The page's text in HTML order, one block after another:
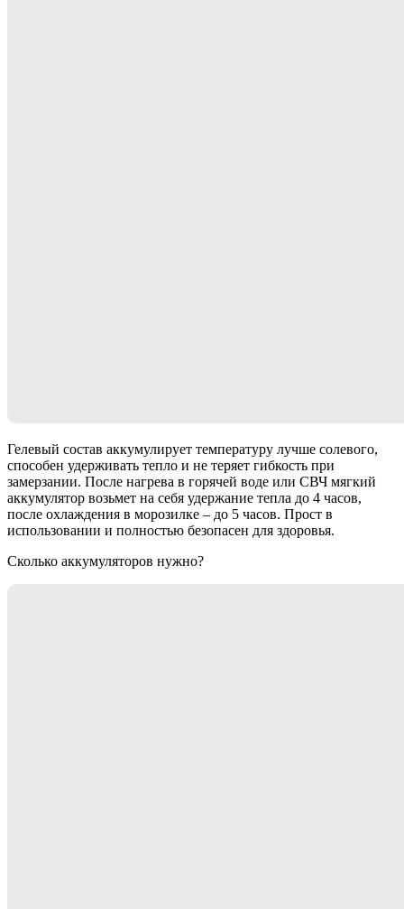
Гелевый состав аккумулирует температуру лучше солевого,
способен удерживать тепло и не теряет гибкость при
замерзании. После нагрева в горячей воде или СВЧ мягкий
аккумулятор возьмет на себя удержание тепла до 4 часов,
после охлаждения в морозилке – до 5 часов. Прост в
использовании и полностью безопасен для здоровья.
Сколько аккумуляторов нужно?